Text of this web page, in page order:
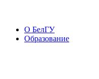
О БелГУ
Образование